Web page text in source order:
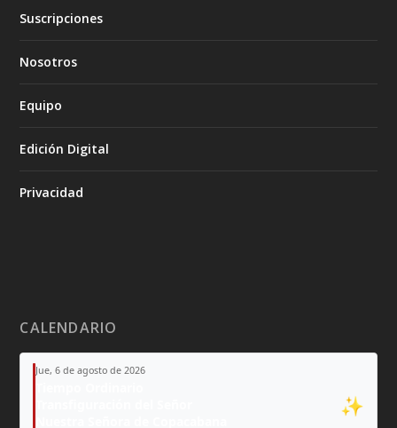
Suscripciones
Nosotros
Equipo
Edición Digital
Privacidad
CALENDARIO
Jue, 6 de agosto de 2026
✨